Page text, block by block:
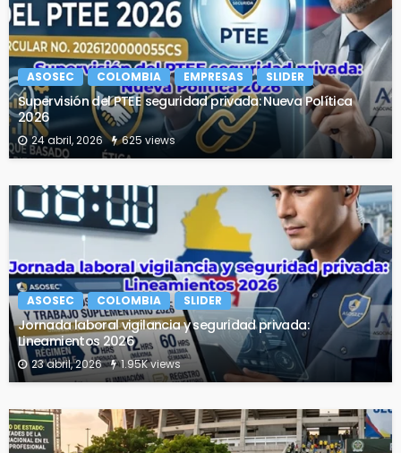
ASOSEC COLOMBIA EMPRESAS SLIDER
Supervisión del PTEE seguridad privada: Nueva Política
2026
24 abril, 2026 625 views
ASOSEC COLOMBIA SLIDER
Jornada laboral vigilancia y seguridad privada:
Lineamientos 2026
23 abril, 2026 1.95K views